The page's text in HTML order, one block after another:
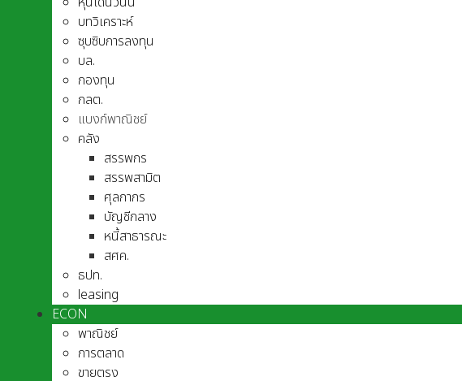
บทวิเคราะห์
ซุบซิบการลงทุน
บล.
กองทุน
กลต.
แบงก์พาณิชย์
คลัง
สรรพกร
สรรพสามิต
ศุลกากร
บัญชีกลาง
หนี้สาธารณะ
สศค.
ธปท.
leasing
ECON
พาณิชย์
การตลาด
ขายตรง